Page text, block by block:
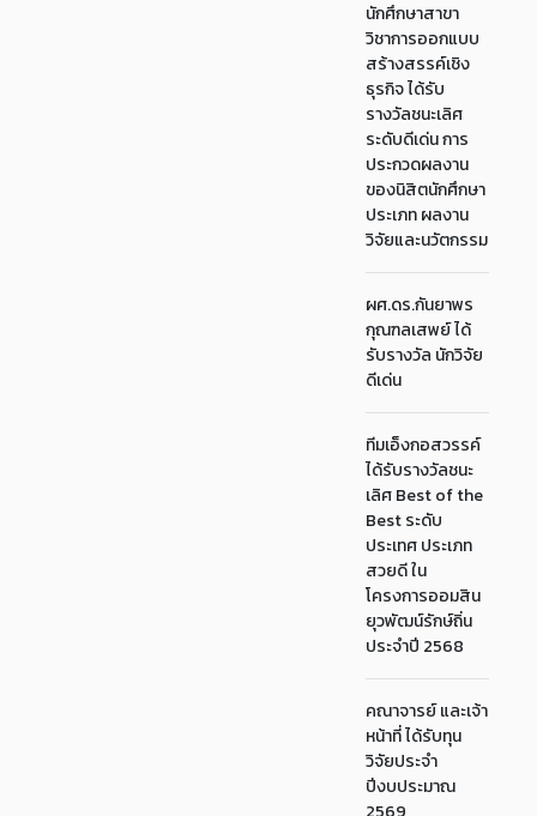
นักศึกษาสาขา
วิชาการออกแบบ
สร้างสรรค์เชิง
ธุรกิจ ได้รับ
รางวัลชนะเลิศ
ระดับดีเด่น การ
ประกวดผลงาน
ของนิสิตนักศึกษา
ประเภท ผลงาน
วิจัยและนวัตกรรม
ผศ.ดร.กันยาพร
กุณฑลเสพย์ ได้
รับรางวัล นักวิจัย
ดีเด่น
ทีมเอ็งกอสวรรค์
ได้รับรางวัลชนะ
เลิศ Best of the
Best ระดับ
ประเทศ ประเภท
สวยดี ใน
โครงการออมสิน
ยุวพัฒน์รักษ์ถิ่น
ประจำปี 2568
คณาจารย์ และเจ้า
หน้าที่ ได้รับทุน
วิจัยประจำ
ปีงบประมาณ